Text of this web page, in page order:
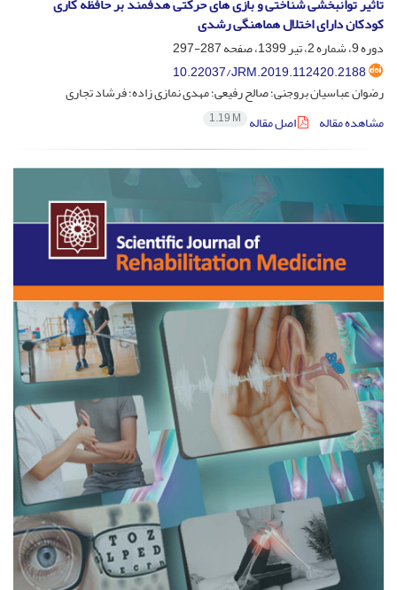
تأثیر توانبخشی شناختی و بازی های حرکتی هدفمند بر حافظه کاری
کودکان دارای اختلال هماهنگی رشدی
دوره 9، شماره 2، تیر 1399، صفحه
287-297
10.22037/JRM.2019.112420.2188
رضوان عباسیان بروجنی؛ صالح رفیعی؛ مهدی نمازی زاده؛ فرشاد تجاری
مشاهده مقاله
اصل مقاله 1.19 M